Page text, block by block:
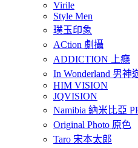
Virile
Style Men
璞玉印象
ACtion 劇攝
ADDICTION 上癮
In Wonderland 男神
HIM VISION
JQVISION
Namibia 納米比亞
Original Photo 原色
Taro 宋本太郎